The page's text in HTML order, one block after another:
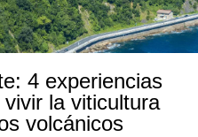
4 experiencias
la viticultura
volcánicos